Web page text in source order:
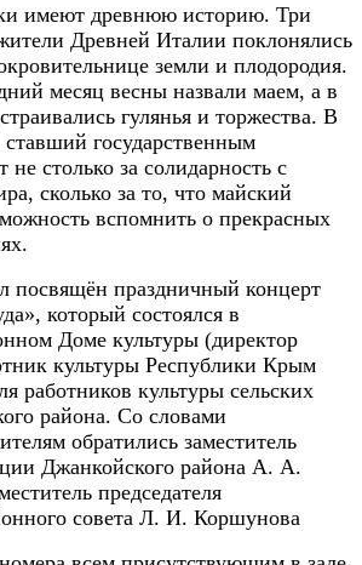
имеют древнюю историю. Три
Древней Италии поклонялись
земли и плодородия.
месяц весны назвали маем, а в
гулянья и торжества. В
государственным
столько за солидарность с
сколько за то, что майский
вспомнить о прекрасных
посвящён праздничный концерт
который состоялся в
Доме культуры (директор
культуры Республики Крым
работников культуры сельских
района. Со словами
обратились заместитель
Джанкойского района А. А.
председателя
совета Л. И. Коршунова